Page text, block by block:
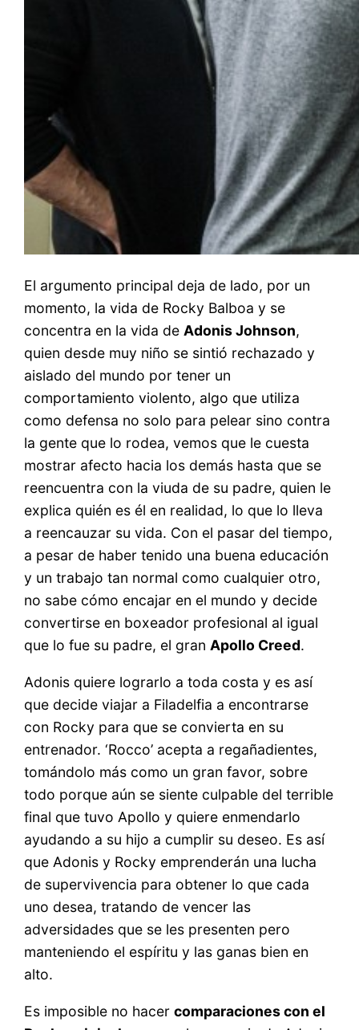
El argumento principal deja de lado, por un
momento, la vida de Rocky Balboa y se
concentra en la vida deAdonis Johnson,
quien desde muy niño se sintió rechazado y
aislado del mundo por tener un
comportamiento violento, algo que utiliza
como defensa no solo para pelear sino contra
la gente que lo rodea, vemos que le cuesta
mostrar afecto hacia los demás hasta que se
reencuentra con la viuda de su padre, quien le
explica quién es él en realidad, lo que lo lleva
a reencauzar su vida. Con el pasar del tiempo,
a pesar de haber tenido una buena educación
y un trabajo tan normal como cualquier otro,
no sabe cómo encajar en el mundo y decide
convertirse en boxeador profesional al igual
que lo fue su padre, el granApollo Creed.
Adonis quiere lograrlo a toda costa y es así
que decide viajar a Filadelfia a encontrarse
con Rocky para que se convierta en su
entrenador. ‘Rocco’ acepta a regañadientes,
tomándolo más como un gran favor, sobre
todo porque aún se siente culpable del terrible
final que tuvo Apollo y quiere enmendarlo
ayudando a su hijo a cumplir su deseo. Es así
que Adonis y Rocky emprenderán una lucha
de supervivencia para obtener lo que cada
uno desea, tratando de vencer las
adversidades que se les presenten pero
manteniendo el espíritu y las ganas bien en
alto.
Es imposible no hacercomparaciones con el